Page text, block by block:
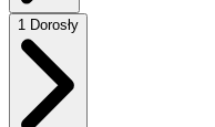
1 Dorosły